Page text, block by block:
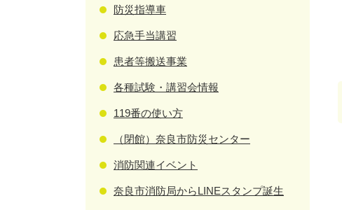
防災指導車
応急手当講習
患者等搬送事業
各種試験・講習会情報
119番の使い方
（閉館）奈良市防災センター
消防関連イベント
奈良市消防局からLINEスタンプ誕生